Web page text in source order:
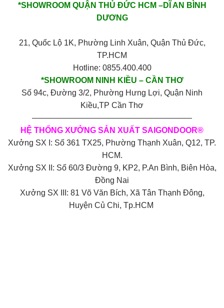
*SHOWROOM QUẬN THỦ ĐỨC HCM –DĨ AN BÌNH
DƯƠNG
21, Quốc Lộ 1K, Phường Linh Xuân, Quận Thủ Đức,
TP.HCM
Hotline: 0855.400.400
*SHOWROOM NINH KIỀU – CẦN THƠ
Số 94c, Đường 3/2, Phường Hưng Lợi, Quận Ninh
Kiều,TP Cần Thơ
————————————————————
HỆ THỐNG XƯỞNG SẢN XUẤT SAIGONDOOR®
Xưởng SX I: Số 361 TX25, Phường Thạnh Xuân, Q12, TP.
HCM.
Xưởng SX II: Số 60/3 Đường 9, KP2, P.An Bình, Biên Hòa,
Đồng Nai
Xưởng SX III: 81 Võ Văn Bích, Xã Tân Thạnh Đông,
Huyện Củ Chi, Tp.HCM